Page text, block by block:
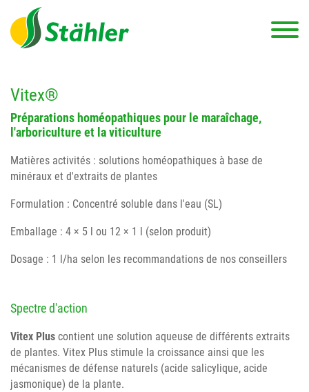
Vitex®
Préparations homéopathiques pour le maraîchage,
l'arboriculture et la viticulture
Matières activités : solutions homéopathiques à base de
minéraux et d'extraits de plantes
Formulation : Concentré soluble dans l'eau (SL)
Emballage : 4 × 5 l ou 12 × 1 l (selon produit)
Dosage : 1 l/ha selon les recommandations de nos conseillers
Spectre d'action
Vitex Plus contient une solution aqueuse de différents extraits
de plantes. Vitex Plus stimule la croissance ainsi que les
mécanismes de défense naturels (acide salicylique, acide
jasmonique) de la plante.